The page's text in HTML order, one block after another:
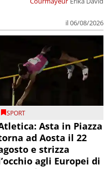
il 06/08/2026
SPORT
Asta in Piazza
ad Aosta il 22
e strizza
agli Europei di